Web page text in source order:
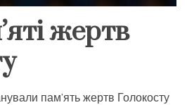
жертв
пам’ять жертв Голокосту